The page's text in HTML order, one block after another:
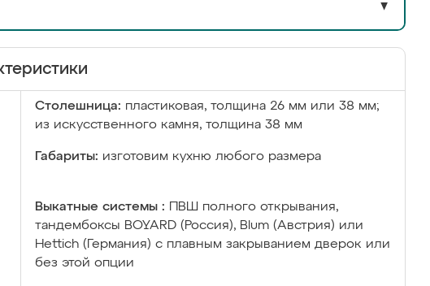
▼
Столешница: пластиковая, толщина 26 мм или 38 мм;
из искусственного камня, толщина 38 мм
Габариты: изготовим кухню любого размера
Выкатные системы :
ПВШ полного открывания,
тандембоксы BOYARD (Россия), Blum (Австрия) или
Hettich (Германия) с плавным закрыванием дверок или
без этой опции